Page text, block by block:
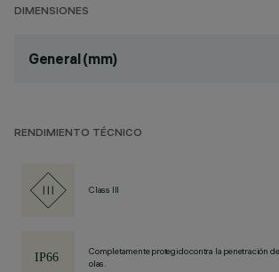
DIMENSIONES
General (mm)
RENDIMIENTO TÉCNICO
Class III
Completamente protegido contra la penetración
olas.